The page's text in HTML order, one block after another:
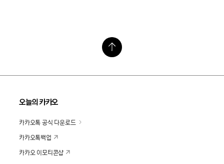
오늘의 카카오
카카오톡 공식 다운로드
카카오톡백업
카카오 이모티콘샵